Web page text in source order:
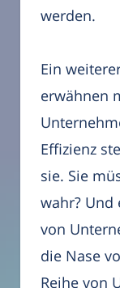
werden.
Ein
erwähnen
Effizienz
sie. Sie
wahr? Und
von
die Nase
Reihe von